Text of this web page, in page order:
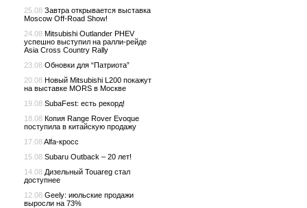
25.08 Завтра открывается выставка
Moscow Off-Road Show!
24.08 Mitsubishi Outlander PHEV
успешно выступил на ралли-рейде
Asia Cross Country Rally
23.08 Обновки для “Патриота”
20.08 Новый Mitsubishi L200 покажут
на выставке MORS в Москве
19.08 SubaFest: есть рекорд!
18.08 Копия Range Rover Evoque
поступила в китайскую продажу
17.08Alfa-кросс
15.08 Subaru Outback – 20 лет!
14.08 Дизельный Touareg стал
доступнее
12.08 Geely: июльские продажи
выросли на 73%